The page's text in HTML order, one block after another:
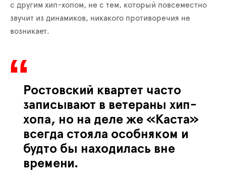
с другим хип-хопом, не с тем, который повсеместно
звучит из динамиков, никакого противоречия не
возникает.
Ростовский квартет часто
записывают в ветераны хип-
хопа, но на деле же «Каста»
всегда стояла особняком и
будто бы находилась вне
времени.